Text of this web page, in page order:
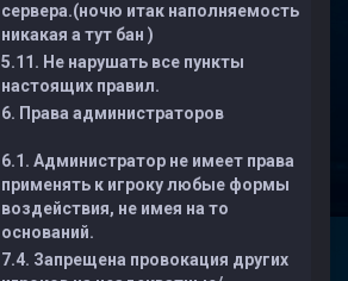
сервера.(ночю итак наполняемость
никакая а тут бан )
5.11. Не нарушать все пункты
настоящих правил.
6. Права администраторов
6.1. Администратор не имеет права
применять к игроку любые формы
воздействия, не имея на то
оснований.
7.4. Запрещена провокация других